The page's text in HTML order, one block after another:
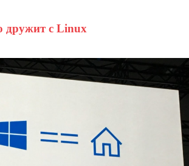
дружит c Linux